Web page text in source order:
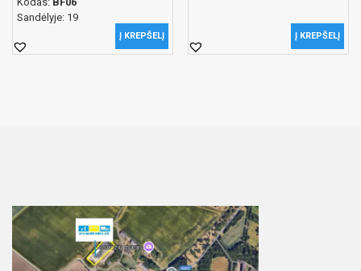
Sandėlyje: 19
Į KREPŠELĮ Į KREPŠELĮ